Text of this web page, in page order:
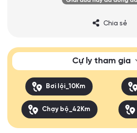
Chia sẻ
Cự ly tham gia
Bơi lội_10Km
Chạy bộ_42Km